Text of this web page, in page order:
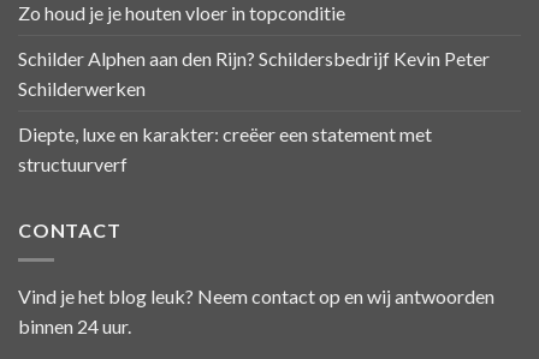
Zo houd je je houten vloer in topconditie
Schilder Alphen aan den Rijn? Schildersbedrijf Kevin Peter
Schilderwerken
Diepte, luxe en karakter: creëer een statement met
structuurverf
CONTACT
Vind je het blog leuk? Neem contact op en wij antwoorden
binnen 24 uur.